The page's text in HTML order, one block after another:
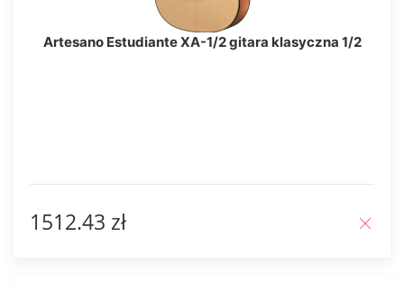
Artesano Estudiante XA-1/2 gitara klasyczna 1/2
1512.43 zł